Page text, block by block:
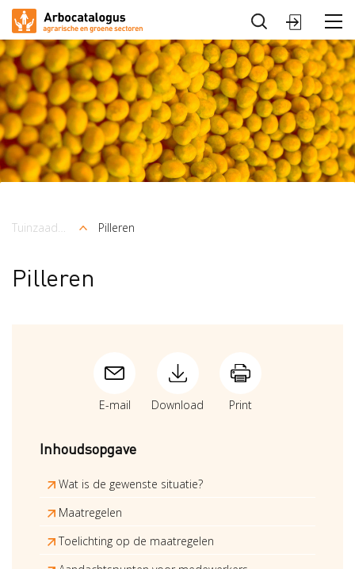
Arbocatalogus
Sectoren
Sluiten
Kruimelpad
Tuinzaadbedrijven Pilleren
Pilleren
E-mail Download Print
Inhoudsopgave
Wat is de gewenste situatie?
Maatregelen
Toelichting op de maatregelen